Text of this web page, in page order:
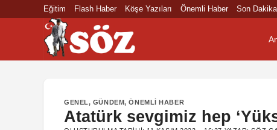
Eğitim Flash Haber Köşe Yazıları Önemli Haber Son Dakika
GENEL, GÜNDEM,ÖNEMLI HABER
Atatürk sevgimiz hep